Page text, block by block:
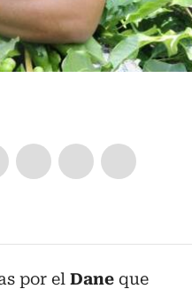
por el Dane que